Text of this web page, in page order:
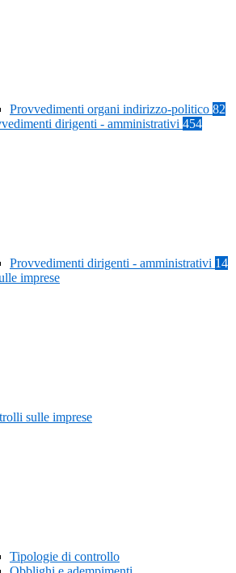
Provvedimenti organi indirizzo-politico 82
dirigenti - amministrativi 454
Provvedimenti dirigenti - amministrativi 14
imprese
sulle imprese
Tipologie di controllo